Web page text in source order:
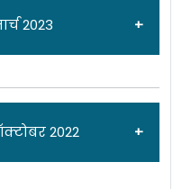
2023
14/03/23
2022